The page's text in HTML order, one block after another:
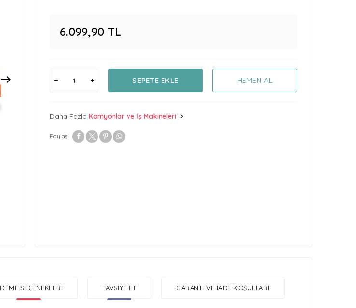
6.099,90 TL
SEPETE EKLE HEMEN AL
Daha Fazla Kamyonlar ve İş Makineleri
Paylaş
SEÇENEKLERI TAVSIYE ET GARANTI VE İADE KOŞULLARI